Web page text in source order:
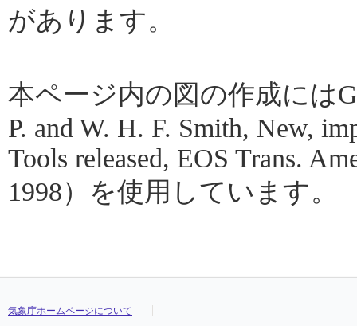
があります。
本ページ内の図の作成には
P. and W. H. F. Smith, New,
Tools released, EOS Trans.
1998）を使用しています。
気象庁ホームページについて